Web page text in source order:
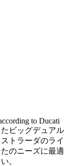
to Ducati
ビッグデュアル
トラーダのライ
のニーズに最適
。